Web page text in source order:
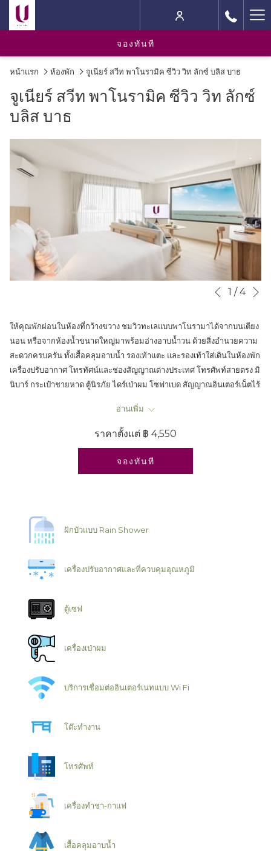
จองทันที
หน้าแรก ห้องพัก จูเนียร์ สวีท พาโนรามิค ซีวิว วิท ลักซ์ บลิส บาธ
จูเนียร์ สวีท พาโนรามิค ซีวิว วิท ลักซ์
บลิส บาธ
Slideshow
Clicking
Previous
1 /4
ให้คุณพักผ่อนในห้องที่กว้างขวาง ชมวิวทะเลแบบพาโนรามาได้จากบนเตียง
นอน หรือจากห้องน้ำขนาดใหญ่มาพร้อมอ่างอาบน้ำวน ด้วยสิ่งอำนวยความ
สะดวกครบครัน ทั้งเสื้อคลุมอาบน้ำ รองเท้าแตะ และรองเท้าใส่เดินในห้องพัก
เครื่องปรับอากาศ โทรทัศน์และช่องสัญญาณต่างประเทศ โทรศัพท์สายตรง มิ
นิบาร์ กระเป๋าชายหาด ตู้นิรภัย ไดร์เป่าผม โซฟาเบด สัญญาณอินเตอร์เน็ตไร้
พักผ่อนอย่างเต็มที่กับการแช่น้ำอุ่นๆในอ่างอาบน้ำวนสุดหรู ด้วยเกลืออาบน้ำ
และบาธบอมบ์สุดพรีเมียม เมียม พร้อมรับฟรีเครื่องดื่มต้อนรับเย็นชื่นใจ
พิเศษ! รับส่วนลด 20% สำหรับอาหารและเครื่องดื่ม และ 10% สำหรับเครื่อง
- เด็กอายุต่ำกว่า 12 ปี เข้าพักพร้อมผู้ปกครองได้ 1 คน โดยไม่มีค่าใช้จ่ายเพิ่ม
อ่านเพิ่ม
ราคาตั้งแต่ ฿ 4,550
จองทันที
ฝักบัวแบบ Rain Shower
เครื่องปรับอากาศและที่ควบคุมอุณหภูมิ
ตู้เซฟ
เครื่องเป่าผม
บริการเชื่อมต่ออินเตอร์เนทแบบ Wi Fi
โต๊ะทำงาน
โทรศัพท์
เครื่องทำชา-กาแฟ
เสื้อคลุมอาบน้ำ